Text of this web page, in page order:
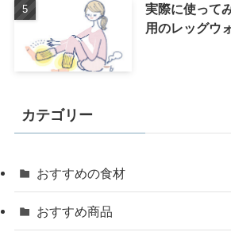
実際に使って
用のレッグウ
カテゴリー
おすすめの食材
おすすめ商品